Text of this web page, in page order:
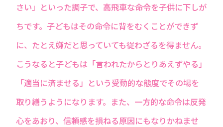
さい」といった調子で、高飛車な命令を子供に下しが
ちです。子どもはその命令に背をむくことができず
に、たとえ嫌だと思っていても従わざるを得ません。
こうなると子どもは「言われたからとりあえずやる」
「適当に済ませる」という受動的な態度でその場を
取り繕うようになります。また、一方的な命令は反発
心をあおり、信頼感を損ねる原因にもなりかねませ